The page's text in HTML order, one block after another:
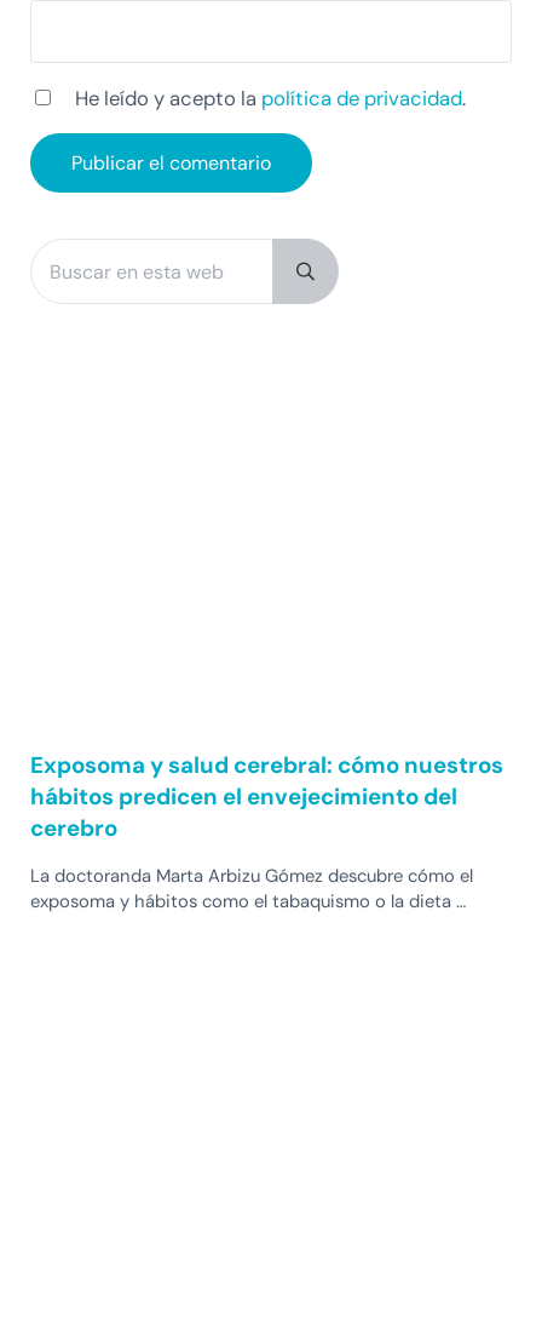
He leído y acepto la política de privacidad.
Sidebar
Submit search
Exposoma y salud cerebral: cómo nuestros
hábitos predicen el envejecimiento del
cerebro
La doctoranda Marta Arbizu Gómez descubre cómo el
exposoma y hábitos como el tabaquismo o la dieta …